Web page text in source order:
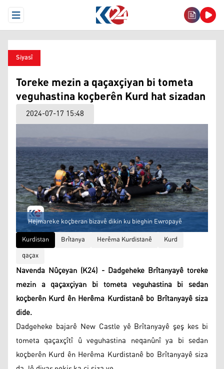
Open Menu
Siyasî
Toreke mezin a qaçaxçiyan bi tometa
veguhastina koçberên Kurd hat sizadan
2024-07-17 15:48
Hejmareke koçberan bizavê dikin ku bieghin Ewropayê
Kurdistan
Brîtanya Herêma Kurdistanê
Kurd
qaçax
Navenda Nûçeyan (K24) - Dadgeheke Brîtanyayê toreke
mezin a qaçaxçiyan bi tometa veguhastina bi sedan
koçberên Kurd ên Herêma Kurdistanê bo Brîtanyayê siza
dide.
Dadgeheke bajarê New Castle yê Brîtanyayê şeş kes bi
tometa qaçaxçîtî û veguhastina neqanûnî ya bi sedan
koçberên Kurd ên Herêma Kurdistanê bo Brîtanyayê siza